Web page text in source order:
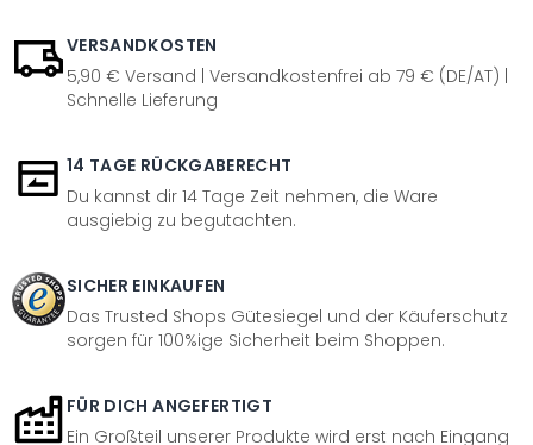
VERSANDKOSTEN
5,90 € Versand | Versandkostenfrei ab 79 € (DE/AT) |
Schnelle Lieferung
14 TAGE RÜCKGABERECHT
Du kannst dir 14 Tage Zeit nehmen, die Ware
ausgiebig zu begutachten.
SICHER EINKAUFEN
Das Trusted Shops Gütesiegel und der Käuferschutz
sorgen für 100%ige Sicherheit beim Shoppen.
FÜR DICH ANGEFERTIGT
Ein Großteil unserer Produkte wird erst nach Eingang